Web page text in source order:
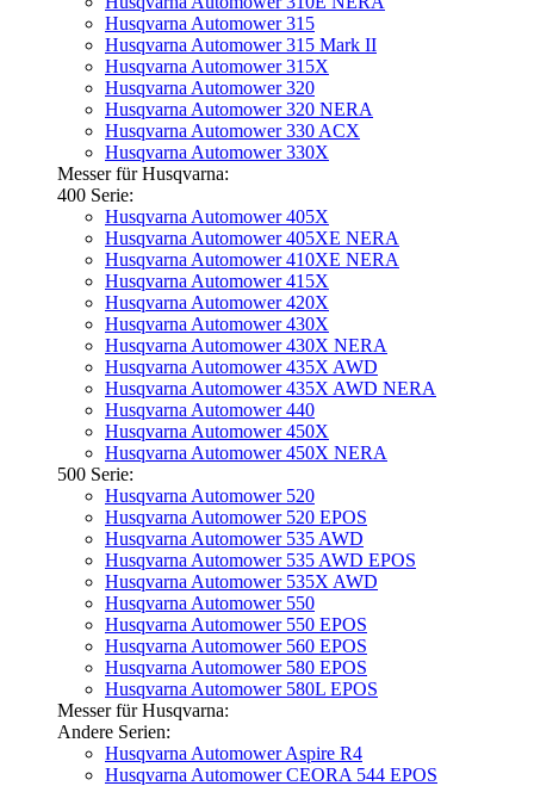
Husqvarna Automower 315
Husqvarna Automower 315 Mark II
Husqvarna Automower 315X
Husqvarna Automower 320
Husqvarna Automower 320 NERA
Husqvarna Automower 330 ACX
Husqvarna Automower 330X
Messer für Husqvarna:
400 Serie:
Husqvarna Automower 405X
Husqvarna Automower 405XE NERA
Husqvarna Automower 410XE NERA
Husqvarna Automower 415X
Husqvarna Automower 420X
Husqvarna Automower 430X
Husqvarna Automower 430X NERA
Husqvarna Automower 435X AWD
Husqvarna Automower 435X AWD NERA
Husqvarna Automower 440
Husqvarna Automower 450X
Husqvarna Automower 450X NERA
500 Serie:
Husqvarna Automower 520
Husqvarna Automower 520 EPOS
Husqvarna Automower 535 AWD
Husqvarna Automower 535 AWD EPOS
Husqvarna Automower 535X AWD
Husqvarna Automower 550
Husqvarna Automower 550 EPOS
Husqvarna Automower 560 EPOS
Husqvarna Automower 580 EPOS
Husqvarna Automower 580L EPOS
Messer für Husqvarna:
Andere Serien:
Husqvarna Automower Aspire R4
Husqvarna Automower CEORA 544 EPOS